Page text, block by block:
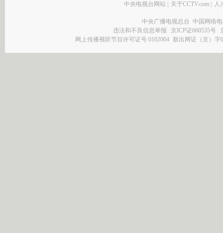
中央电视台网站 关于CCTV.com 人
中央广播电视总台 中国网络
违法和不良信息举报
京ICP证060535号
网上传播视听节目许可证号 0102004 新出网证（京）